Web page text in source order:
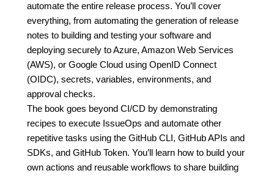
automate the entire release process. You’ll cover
everything, from automating the generation of release
notes to building and testing your software and
deploying securely to Azure, Amazon Web Services
(AWS), or Google Cloud using OpenID Connect
(OIDC), secrets, variables, environments, and
approval checks.
The book goes beyond CI/CD by demonstrating
recipes to execute IssueOps and automate other
repetitive tasks using the GitHub CLI, GitHub APIs and
SDKs, and GitHub Token. You’ll learn how to build your
own actions and reusable workflows to share building